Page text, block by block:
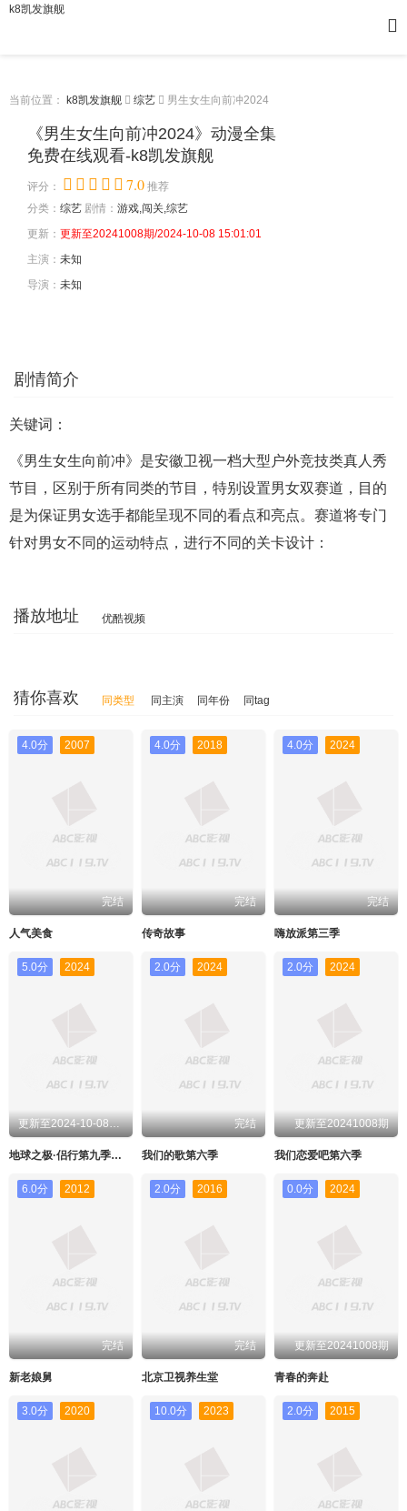
k8凯发旗舰
当前位置： k8凯发旗舰 综艺 男生女生向前冲2024
《男生女生向前冲2024》动漫全集
免费在线观看-k8凯发旗舰
评分： 7.0 推荐
分类： 综艺 剧情： 游戏,闯关,综艺
更新： 更新至20241008期/2024-10-08 15:01:01
主演： 未知
导演： 未知
剧情简介
关键词：
《男生女生向前冲》是安徽卫视一档大型户外竞技类真人秀
节目，区别于所有同类的节目，特别设置男女双赛道，目的
是为保证男女选手都能呈现不同的看点和亮点。赛道将专门
针对男女不同的运动特点，进行不同的关卡设计：
播放地址 优酷视频
猜你喜欢 同类型 同主演 同年份 同tag
4.0分 2007
完结
人气美食
4.0分 2018
完结
传奇故事
4.0分 2024
完结
嗨放派第三季
5.0分 2024
更新至2024-10-08期期
地球之极·侣行第九季上篇
2.0分 2024
完结
我们的歌第六季
2.0分 2024
更新至20241008期
我们恋爱吧第六季
6.0分 2012
完结
新老娘舅
2.0分 2016
完结
北京卫视养生堂
0.0分 2024
更新至20241008期
青春的奔赴
3.0分 2020 10.0分 2023 2.0分 2015